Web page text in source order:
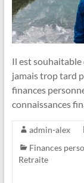
Il est souhaitable
jamais trop tard
finances
connaissances
admin-alex
Finances
Retraite